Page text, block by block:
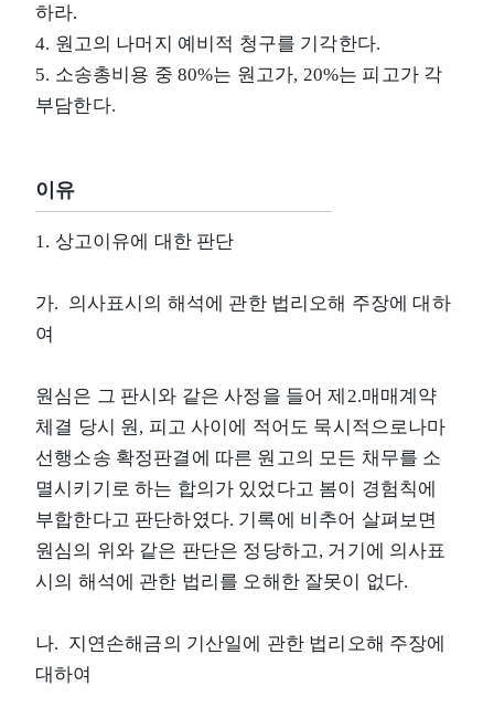
하라.
4. 원고의 나머지 예비적 청구를 기각한다.
5. 소송총비용 중 80%는 원고가, 20%는 피고가 각
부담한다.
이유
1. 상고이유에 대한 판단
가. 의사표시의 해석에 관한 법리오해 주장에 대하
여
원심은 그 판시와 같은 사정을 들어 제2.매매계약
체결 당시 원, 피고 사이에 적어도 묵시적으로나마
선행소송 확정판결에 따른 원고의 모든 채무를 소
멸시키기로 하는 합의가 있었다고 봄이 경험칙에
부합한다고 판단하였다. 기록에 비추어 살펴보면
원심의 위와 같은 판단은 정당하고, 거기에 의사표
시의 해석에 관한 법리를 오해한 잘못이 없다.
나. 지연손해금의 기산일에 관한 법리오해 주장에
대하여